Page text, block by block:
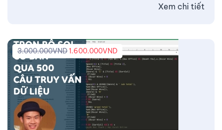
Xem chi tiết
3.000.000VND1.600.000VND